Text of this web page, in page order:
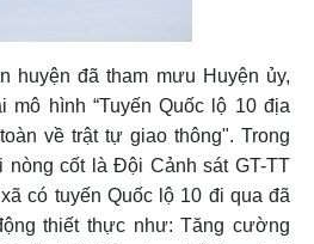
huyện đã tham mưu Huyện ủy,
mô hình “Tuyến Quốc lộ 10 địa
về trật tự giao thông". Trong
nòng cốt là Đội Cảnh sát GT-TT
có tuyến Quốc lộ 10 đi qua đã
thiết thực như: Tăng cường